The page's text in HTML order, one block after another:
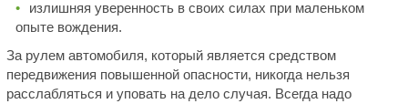
излишняя уверенность в своих силах при маленьком
опыте вождения.
За рулем автомобиля, который является средством
передвижения повышенной опасности, никогда нельзя
расслабляться и уповать на дело случая. Всегда надо